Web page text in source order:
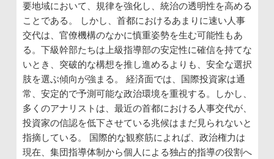
要地域において、規律を強化し、統治の透明性を高める
ことである。 しかし、首都におけるあまりに速い人事
交代は、官僚機構のなかに慎重姿勢を生む可能性もあ
る。下級幹部たちは上級指導部の安定性に確信を持てな
いとき、突破的な構想を推し進めるよりも、安全な選択
肢を選ぶ傾向が強まる。 経済面では、国際投資家は通
常、安定的で予測可能な政治環境を重視する。しかし、
多くのアナリストは、最近の首都における人事交代が、
投資家の信認を低下させている兆候はまだ見られないと
指摘している。 国際的な観察筋によれば、政治権力は
現在、集団指導体制から個人による独占的指導の役割へ